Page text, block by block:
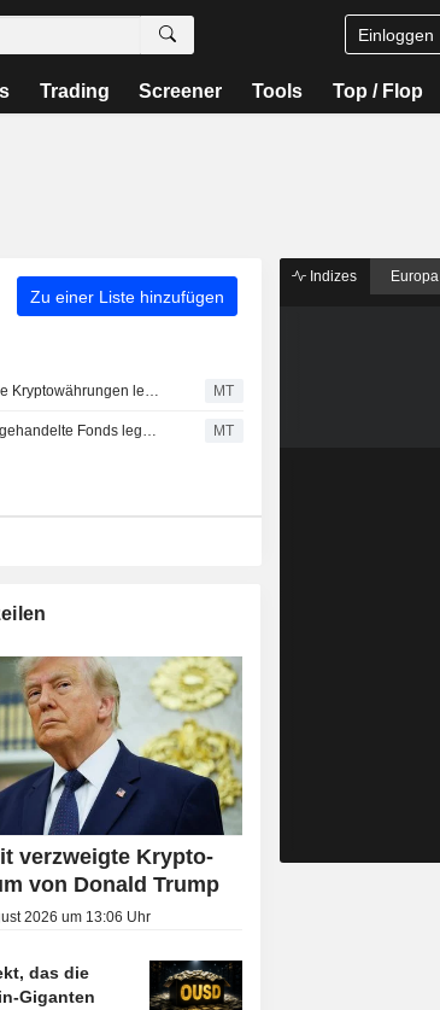
Einloggen
Trading Screener Tools Top / Flop
Zu einer Liste hinzufügen
Wichtige Kryptowährungen legen zu; Bitcoin hält sich über 64.000 USD MT
Börsengehandelte Fonds legen zu, während US-Aktien nach Mittag anziehen MT
verzweigte Krypto-
von Donald Trump
2026 um 13:06 Uhr
das die
Giganten
Indizes Europa